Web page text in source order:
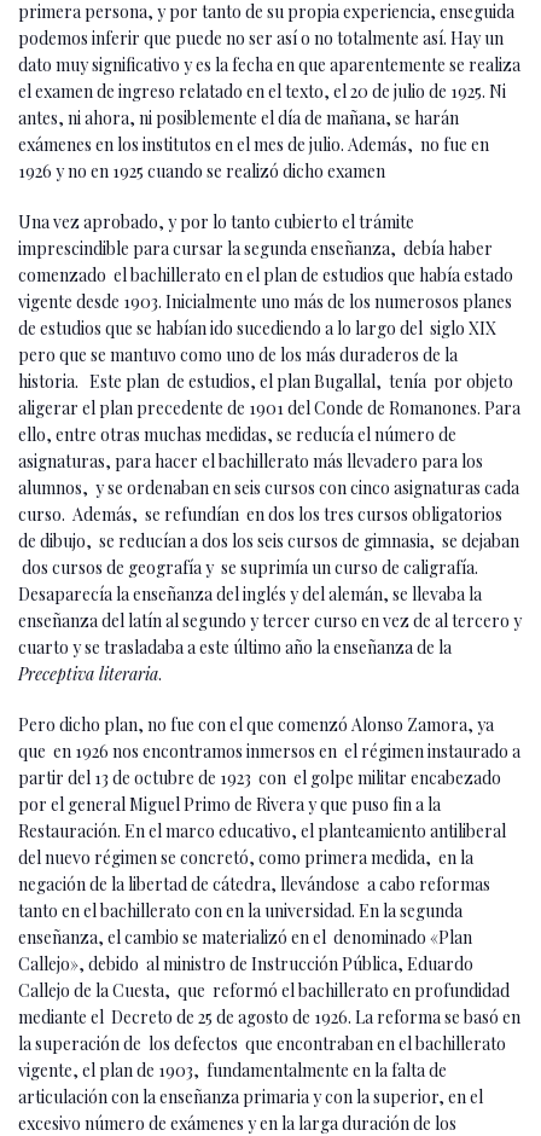
primera persona, y por tanto de su propia experiencia, enseguida
podemos inferir que puede no ser así o no totalmente así. Hay un
dato muy significativo y es la fecha en que aparentemente se realiza
el examen de ingreso relatado en el texto, el 20 de julio de 1925. Ni
antes, ni ahora, ni posiblemente el día de mañana, se harán
exámenes en los institutos en el mes de julio. Además, no fue en
1926 y no en 1925 cuando se realizó dicho examen
Una vez aprobado, y por lo tanto cubierto el trámite
imprescindible para cursar la segunda enseñanza, debía haber
comenzado el bachillerato en el plan de estudios que había estado
vigente desde 1903. Inicialmente uno más de los numerosos planes
de estudios que se habían ido sucediendo a lo largo del siglo XIX
pero que se mantuvo como uno de los más duraderos de la
historia. Este plan de estudios, el plan Bugallal, tenía por objeto
aligerar el plan precedente de 1901 del Conde de Romanones. Para
ello, entre otras muchas medidas, se reducía el número de
asignaturas, para hacer el bachillerato más llevadero para los
alumnos, y se ordenaban en seis cursos con cinco asignaturas cada
curso. Además, se refundían en dos los tres cursos obligatorios
de dibujo, se reducían a dos los seis cursos de gimnasia, se dejaban
dos cursos de geografía y se suprimía un curso de caligrafía.
Desaparecía la enseñanza del inglés y del alemán, se llevaba la
enseñanza del latín al segundo y tercer curso en vez de al tercero y
cuarto y se trasladaba a este último año la enseñanza de la
Preceptiva literaria.
Pero dicho plan, no fue con el que comenzó Alonso Zamora, ya
que en 1926 nos encontramos inmersos en el régimen instaurado a
partir del 13 de octubre de 1923 con el golpe militar encabezado
por el general Miguel Primo de Rivera y que puso fin a la
Restauración. En el marco educativo, el planteamiento antiliberal
del nuevo régimen se concretó, como primera medida, en la
negación de la libertad de cátedra, llevándose a cabo reformas
tanto en el bachillerato con en la universidad. En la segunda
enseñanza, el cambio se materializó en el denominado «Plan
Callejo», debido al ministro de Instrucción Pública, Eduardo
Callejo de la Cuesta, que reformó el bachillerato en profundidad
mediante el Decreto de 25 de agosto de 1926. La reforma se basó en
la superación de los defectos que encontraban en el bachillerato
vigente, el plan de 1903, fundamentalmente en la falta de
articulación con la enseñanza primaria y con la superior, en el
excesivo número de exámenes y en la larga duración de los